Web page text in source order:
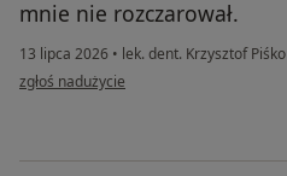
mnie nie rozczarował.
13 lipca 2026 • lek. dent. Krzysztof Piśko
w opinii użytkownika Maja
zgłoś nadużycie